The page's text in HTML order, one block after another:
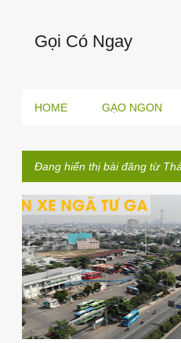
Gọi Có Ngay
HOME GẠO NGON
Đang hiển thị bài đăng từ
B
à
i
đ
ă
n
BẾN XE BA ĐỒN